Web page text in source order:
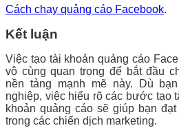
Cách chạy quảng cáo Facebook.
Kết luận
Việc tạo tài khoản quảng cáo
vô cùng quan trọng để bắt đầu
nền tảng mạnh mẽ này. Dù
nghiệp, việc hiểu rõ các bước tạo
khoản quảng cáo sẽ giúp bạn
trong các chiến dịch marketing.